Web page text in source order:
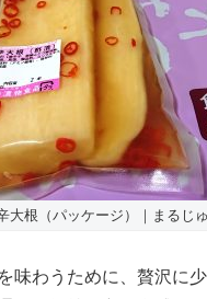
大根（パッケージ）｜まるじ
味わうために、贅沢に